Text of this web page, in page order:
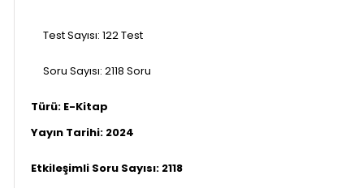
Test Sayısı: 122 Test
Soru Sayısı: 2118 Soru
Türü: E-Kitap
Yayın Tarihi: 2024
Etkileşimli Soru Sayısı: 2118